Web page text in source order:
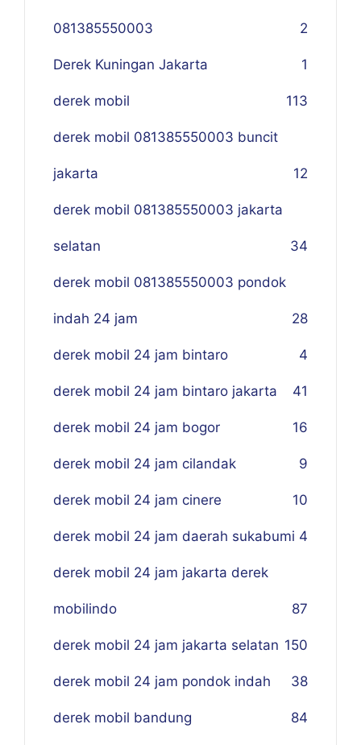
081385550003 2
Derek Kuningan Jakarta 1
derek mobil 113
derek mobil 081385550003 buncit
jakarta 12
derek mobil 081385550003 jakarta
selatan 34
derek mobil 081385550003 pondok
indah 24 jam 28
derek mobil 24 jam bintaro 4
derek mobil 24 jam bintaro jakarta 41
derek mobil 24 jam bogor 16
derek mobil 24 jam cilandak 9
derek mobil 24 jam cinere 10
derek mobil 24 jam daerah sukabumi 4
derek mobil 24 jam jakarta derek
mobilindo 87
derek mobil 24 jam jakarta selatan 150
derek mobil 24 jam pondok indah 38
derek mobil bandung 84